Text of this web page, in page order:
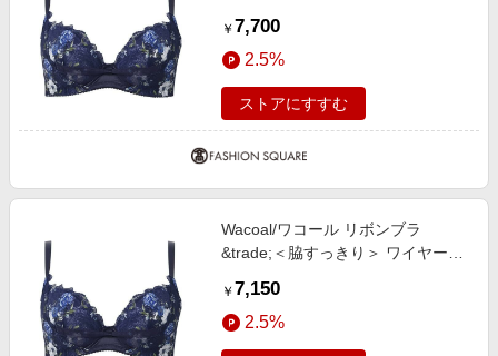
３） KO G75
￥ 7,700
2.5%
ストアにすすむ
Wacoal/ワコール リボンブラ
&trade;＜脇すっきり＞ ワイヤーブ
３） KO D85
￥ 7,150
2.5%